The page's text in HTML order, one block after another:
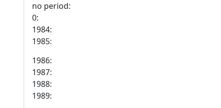
no period:
0:
1984:
1985:
1986:
1987:
1988:
1989: